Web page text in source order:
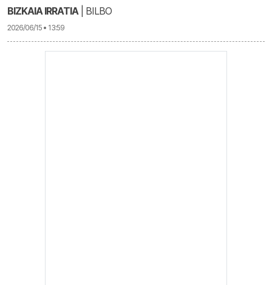
BIZKAIA IRRATIA| BILBO
2026/06/15 • 13:59